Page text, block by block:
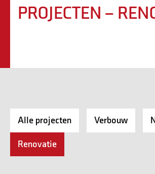
PROJECTEN –
Alle projecten Verbouw
Renovatie